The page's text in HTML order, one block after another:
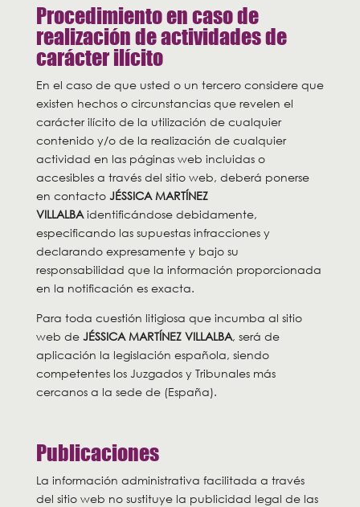
Procedimiento en caso de
realización de actividades de
carácter ilícito
En el caso de que usted o un tercero considere que
existen hechos o circunstancias que revelen el
carácter ilícito de la utilización de cualquier
contenido y/o de la realización de cualquier
actividad en las páginas web incluidas o
accesibles a través del sitio web, deberá ponerse
en contacto JÉSSICA MARTÍNEZ
VILLALBAidentificándose debidamente,
especificando las supuestas infracciones y
declarando expresamente y bajo su
responsabilidad que la información proporcionada
en la notificación es exacta.
Para toda cuestión litigiosa que incumba al sitio
web de JÉSSICA MARTÍNEZ VILLALBA, será de
aplicación la legislación española, siendo
competentes los Juzgados y Tribunales más
cercanos a la sede de (España).
Publicaciones
La información administrativa facilitada a través
del sitio web no sustituye la publicidad legal de las